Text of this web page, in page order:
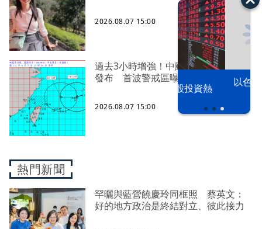
漢光42演習
以色列 穹頂
之下
2026.08.07 15:00
過去3小時增強！中颱「白海豚」海警
發布 首波警戒區曝
2026.08.07 15:00
熱門新聞
罕曬與藍營饒慶玲同框照 蔡英文：
好的地方政治是終結對立、彼此接力